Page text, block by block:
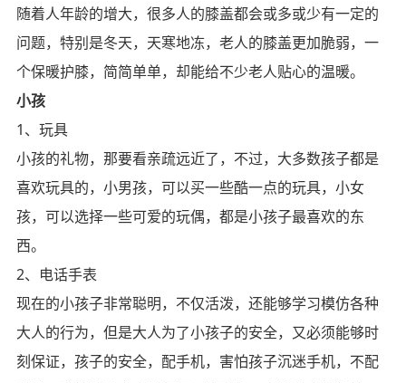
随着人年龄的增大，很多人的膝盖都会或多或少有一定的
问题，特别是冬天，天寒地冻，老人的膝盖更加脆弱，一
个保暖护膝，简简单单，却能给不少老人贴心的温暖。
小孩
1、玩具
小孩的礼物，那要看亲疏远近了，不过，大多数孩子都是
喜欢玩具的，小男孩，可以买一些酷一点的玩具，小女
孩，可以选择一些可爱的玩偶，都是小孩子最喜欢的东
西。
2、电话手表
现在的小孩子非常聪明，不仅活泼，还能够学习模仿各种
大人的行为，但是大人为了小孩子的安全，又必须能够时
刻保证，孩子的安全，配手机，害怕孩子沉迷手机，不配